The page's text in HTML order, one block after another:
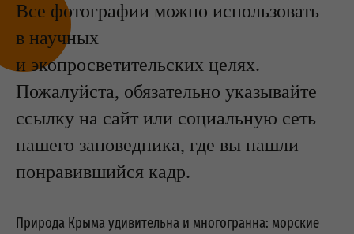
Все фотографии можно использовать
в научных
и экопросветительских целях.
Пожалуйста, обязательно указывайте
ссылку на сайт или социальную сеть
нашего заповедника, где вы нашли
понравившийся кадр.
Природа Крыма удивительна и многогранна: морские